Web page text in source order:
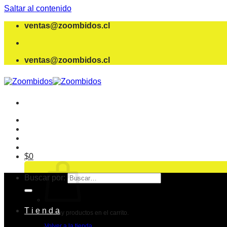
Saltar al contenido
ventas@zoombidos.cl
ventas@zoombidos.cl
$0
No hay productos en el carrito.
Buscar por:
T i e n d a